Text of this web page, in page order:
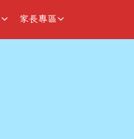
家長專區